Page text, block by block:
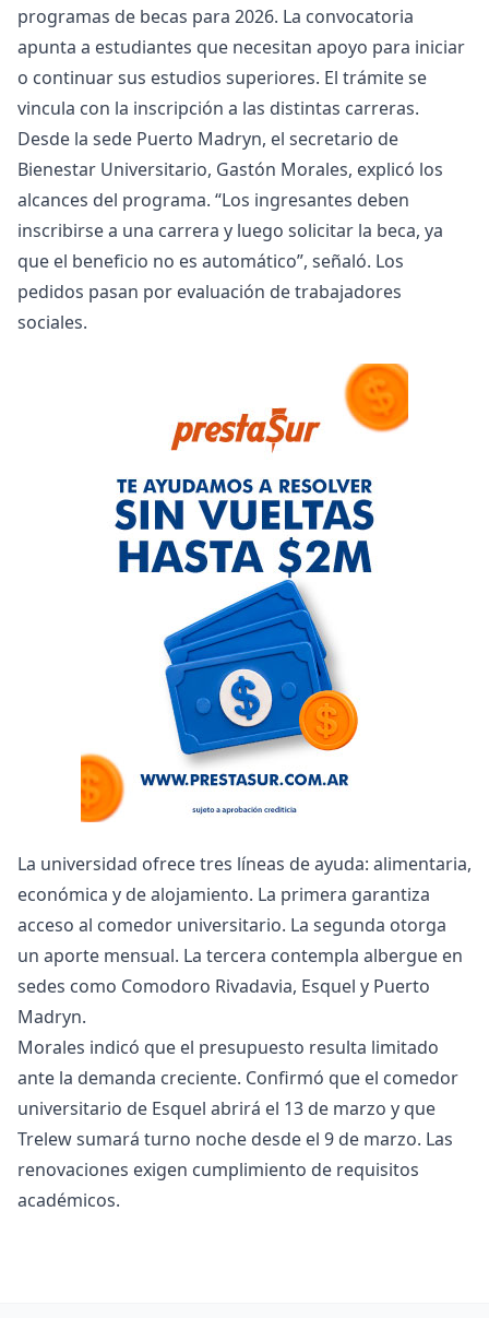
programas de becas para 2026. La convocatoria
apunta a estudiantes que necesitan apoyo para iniciar
o continuar sus estudios superiores. El trámite se
vincula con la inscripción a las distintas carreras.
Desde la sede Puerto Madryn, el secretario de
Bienestar Universitario, Gastón Morales, explicó los
alcances del programa. “Los ingresantes deben
inscribirse a una carrera y luego solicitar la beca, ya
que el beneficio no es automático”, señaló. Los
pedidos pasan por evaluación de trabajadores
sociales.
La universidad ofrece tres líneas de ayuda: alimentaria,
económica y de alojamiento. La primera garantiza
acceso al comedor universitario. La segunda otorga
un aporte mensual. La tercera contempla albergue en
sedes como Comodoro Rivadavia, Esquel y Puerto
Madryn.
Morales indicó que el presupuesto resulta limitado
ante la demanda creciente. Confirmó que el comedor
universitario de Esquel abrirá el 13 de marzo y que
Trelew sumará turno noche desde el 9 de marzo. Las
renovaciones exigen cumplimiento de requisitos
académicos.